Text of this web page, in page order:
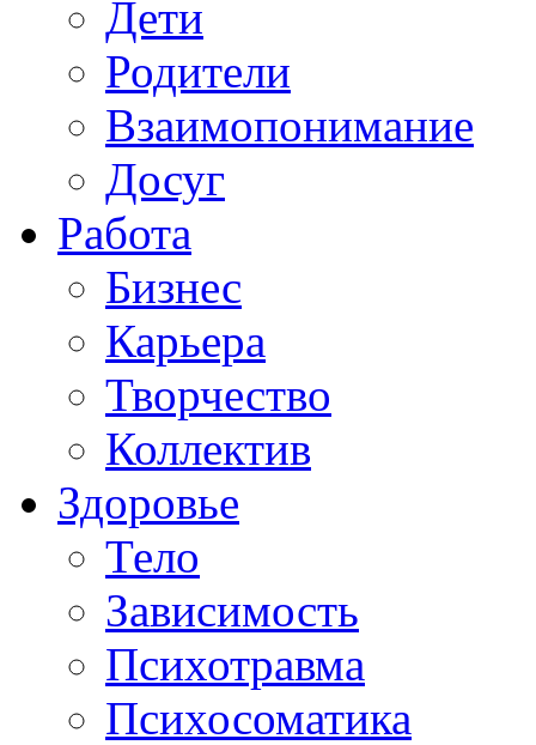
Дети
Родители
Взаимопонимание
Досуг
Работа
Бизнес
Карьера
Творчество
Коллектив
Здоровье
Тело
Зависимость
Психотравма
Психосоматика